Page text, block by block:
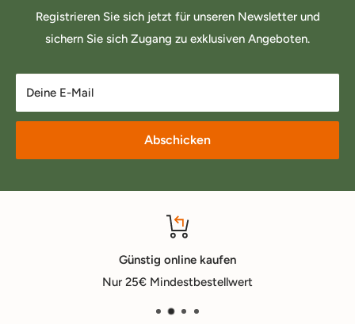
Registrieren Sie sich jetzt für unseren Newsletter und
sichern Sie sich Zugang zu exklusiven Angeboten.
Deine E-Mail
Abschicken
Günstig online kaufen
Nur 25€ Mindestbestellwert